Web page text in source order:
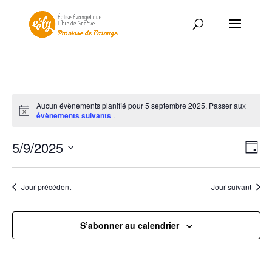
Évènements
for
septembre
2025
Notice
Aucun évènements planifié pour 5 septembre 2025. Passer aux
évènements suivants .
par
de
Jour
5/9/2025
date.Jour précédent Jour suivant
S’abonner au calendrier